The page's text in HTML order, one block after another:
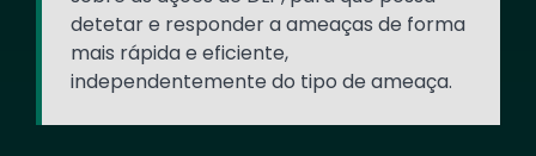
detetar e responder a ameaças de forma
mais rápida e eficiente,
independentemente do tipo de ameaça.